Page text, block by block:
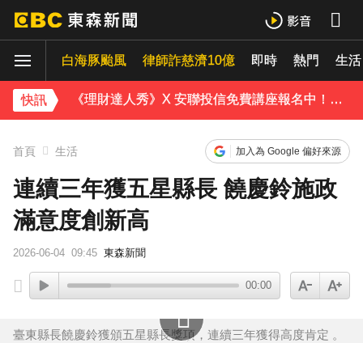
白海豚颱風 律師詐慈濟10億 即時 熱門 生活
快訊
永和豆漿創辦人林炳生病逝 享壽70歲
台指期夜盤狂飆736點 專家揭反彈契機上看48000點
《理財達人秀》X 安聯投信免費講座報名中！搶先卡位 2027
下載東森App，隨時掌握天下大小事！
淡水驚見龍捲風 氣象署證實：和白海豚有關
首頁 生活 加入為 Google 偏好來源
連續三年獲五星縣長 饒慶鈴施政
滿意度創新高
2026-06-04 09:45 東森新聞
00:00
臺東縣長饒慶鈴獲頒五星縣長獎項，連續三年獲得高度肯定 。